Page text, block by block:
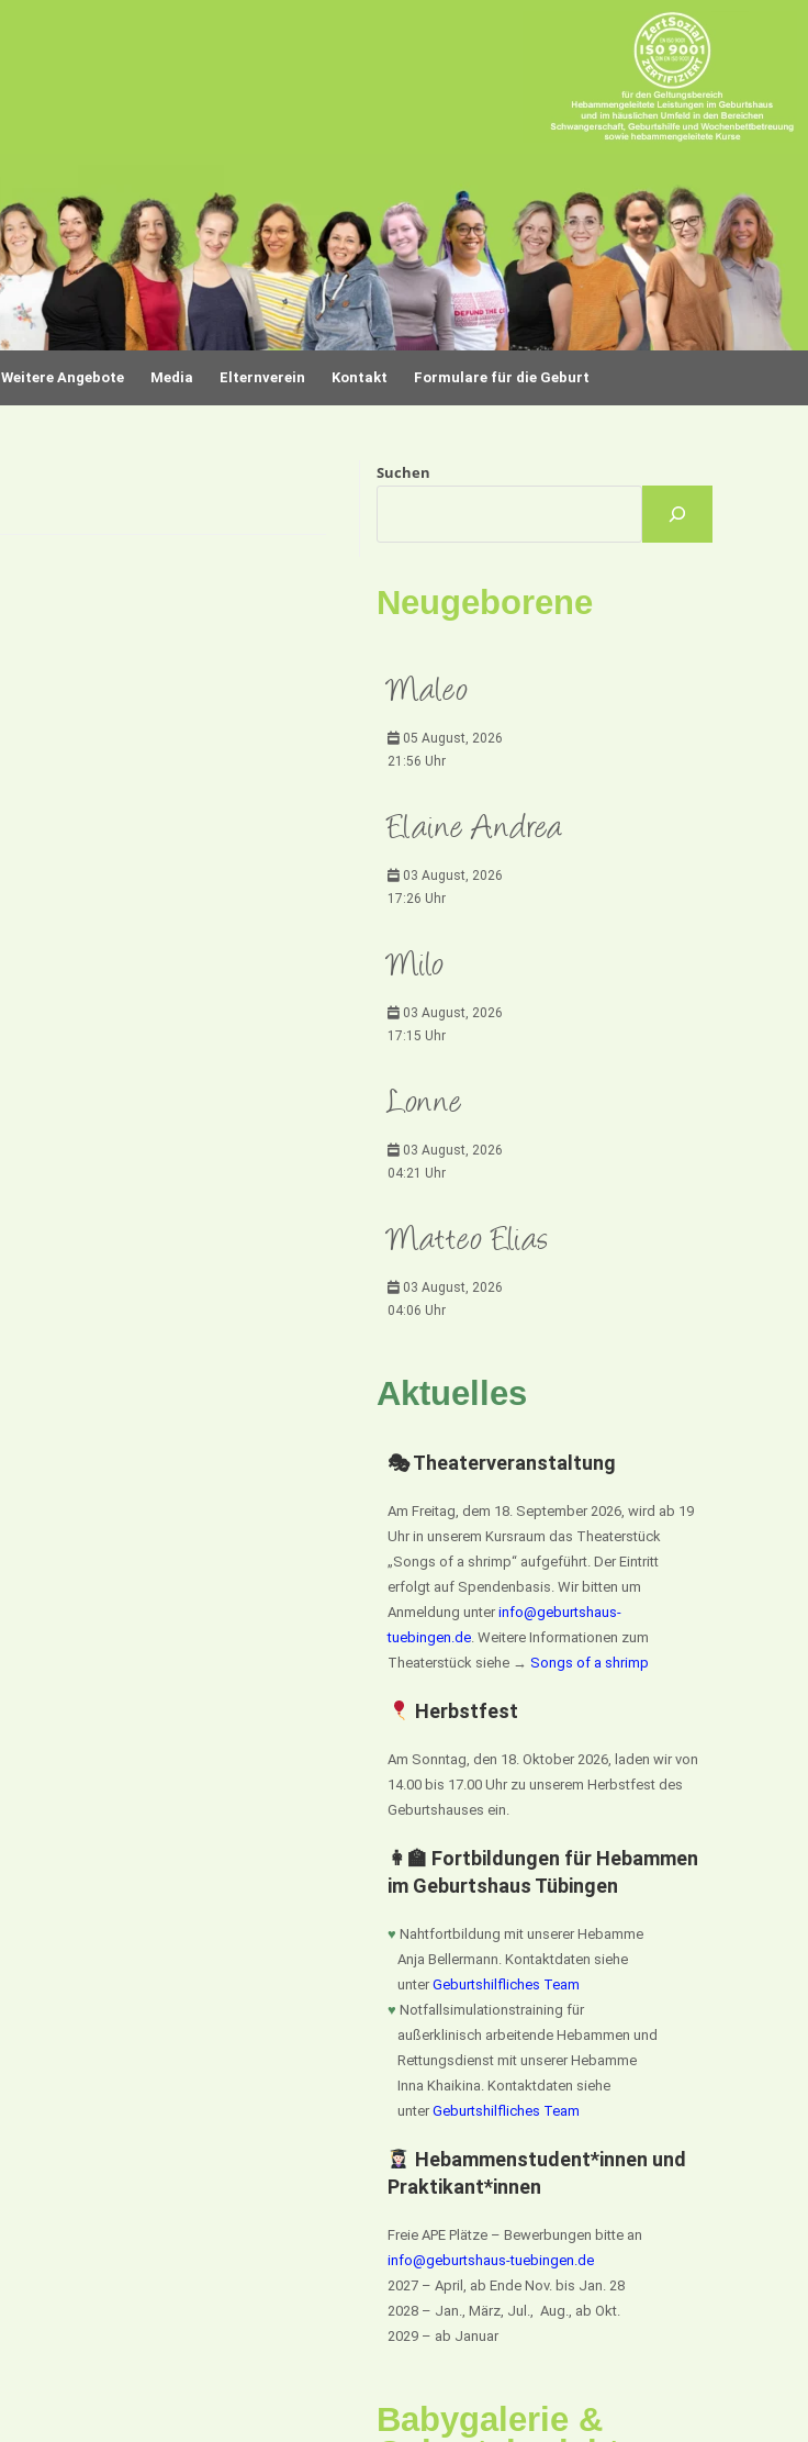
Weitere Angebote Media Elternverein Kontakt Formulare für die Geburt
Suchen
Neugeborene
Maleo
05 August, 2026
21:56 Uhr
Elaine Andrea
03 August, 2026
17:26 Uhr
Milo
03 August, 2026
17:15 Uhr
Lonne
03 August, 2026
04:21 Uhr
Matteo Elias
03 August, 2026
04:06 Uhr
Aktuelles
🎭 Theaterveranstaltung
Am Freitag, dem 18. September 2026, wird ab 19
Uhr in unserem Kursraum das Theaterstück
„Songs of a shrimp“ aufgeführt. Der Eintritt
erfolgt auf Spendenbasis. Wir bitten um
Anmeldung unter info@geburtshaus-
tuebingen.de. Weitere Informationen zum
Theaterstück siehe → Songs of a shrimp
Herbstfest
Am Sonntag, den 18. Oktober 2026, laden wir von
14.00 bis 17.00 Uhr zu unserem Herbstfest des
Geburtshauses ein.
👩‍🏫 Fortbildungen für Hebammen
im Geburtshaus Tübingen
♥ Nahtfortbildung mit unserer Hebamme
Anja Bellermann. Kontaktdaten siehe
unter Geburtshilfliches Team
♥ Notfallsimulationstraining für
außerklinisch arbeitende Hebammen und
Rettungsdienst mit unserer Hebamme
Inna Khaikina. Kontaktdaten siehe
unter Geburtshilfliches Team
Hebammenstudent*innen und
Praktikant*innen
Freie APE Plätze – Bewerbungen bitte an
info@geburtshaus-tuebingen.de
2027 – April, ab Ende Nov. bis Jan. 28
2028 – Jan., März, Jul., Aug., ab Okt.
2029 – ab Januar
Babygalerie &